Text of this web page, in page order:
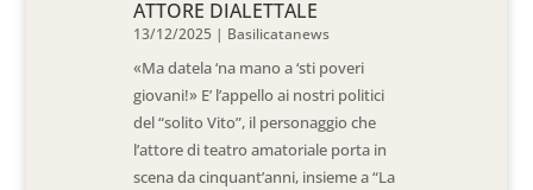
ATTORE DIALETTALE
13/12/2025 | Basilicatanews
«Ma datela ‘na mano a ‘sti poveri
giovani!» E’ l’appello ai nostri politici
del “solito Vito”, il personaggio che
l’attore di teatro amatoriale porta in
scena da cinquant’anni, insieme a “La